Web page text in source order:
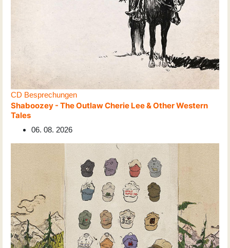
CD Besprechungen
Shaboozey - The Outlaw Cherie Lee & Other Western
Tales
06. 08. 2026